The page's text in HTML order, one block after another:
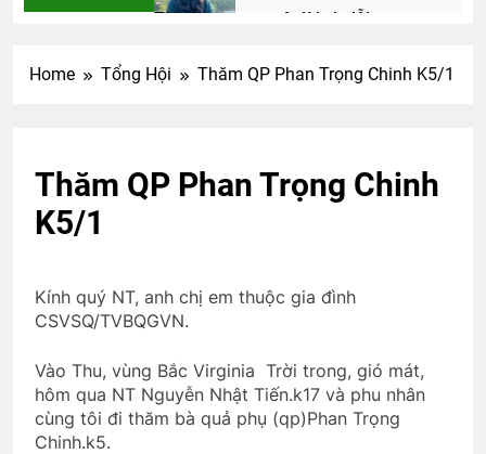
Tôi vẫn nợ em một lời xin lỗi
CSVSQ Trần Duy Xinh K10
2 Years Ago
Home Tổng Hội Thăm QP Phan Trọng Chinh K5/1
Thăm QP Phan Trọng Chinh
K5/1
Kính quý NT, anh chị em thuộc gia đình
CSVSQ/TVBQGVN.
Vào Thu, vùng Bắc Virginia Trời trong, gió mát,
hôm qua NT Nguyễn Nhật Tiến.k17 và phu nhân
cùng tôi đi thăm bà quả phụ (qp)Phan Trọng
Chinh.k5.